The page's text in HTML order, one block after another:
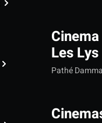
Les Lys
Pathé